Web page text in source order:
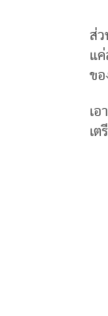
ส่ว
แค่
ขอ
เอ
เต